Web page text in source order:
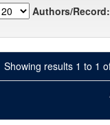
Authors/Record:
Showing results 1 to 1